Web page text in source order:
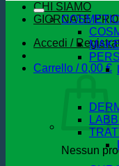
CHI SIAMO
GIORNATE
Accedi /
Carrello /0,00 €
Nessun